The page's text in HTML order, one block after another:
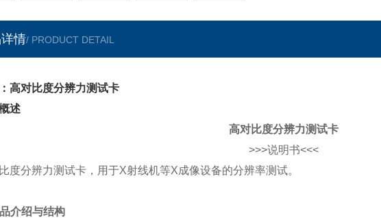
情/ PRODUCT DETAIL
高对比度分辨力测试卡
述
高对比度分辨力测试卡
>>>说明书<<<
度分辨力测试卡，用于X射线机等X成像设备的分辨率测试。
介绍与结构